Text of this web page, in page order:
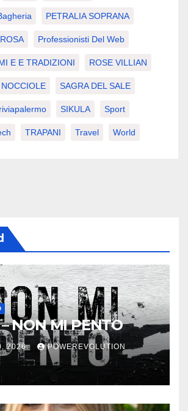
PETRALIA SOPRANA
Professionisti Del Web
E E TRADIZIONI ROSE VILLIAN
SAGRA DEL SALE
SIKULA Sport
TRAPANI Travel World
NON MI PENTO
2026 POWEREVOLUTION